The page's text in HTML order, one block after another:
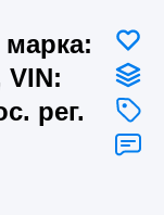
VIN:
рег.